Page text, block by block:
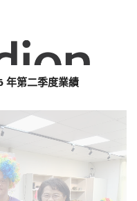
第二季度業績